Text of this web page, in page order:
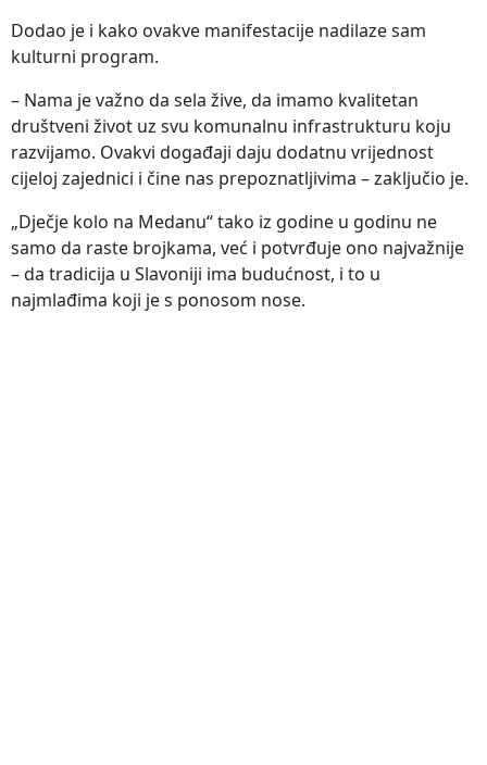
Dodao je i kako ovakve manifestacije nadilaze sam
kulturni program.
– Nama je važno da sela žive, da imamo kvalitetan
društveni život uz svu komunalnu infrastrukturu koju
razvijamo. Ovakvi događaji daju dodatnu vrijednost
cijeloj zajednici i čine nas prepoznatljivima – zaključio je.
„Dječje kolo na Medanu“ tako iz godine u godinu ne
samo da raste brojkama, već i potvrđuje ono najvažnije
– da tradicija u Slavoniji ima budućnost, i to u
najmlađima koji je s ponosom nose.